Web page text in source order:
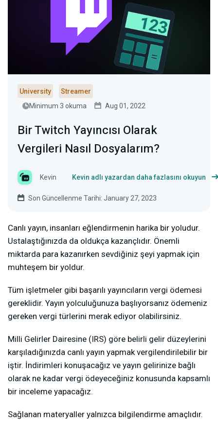
University
Streamer
Minimum 3 okuma
Aug 01, 2022
Bir Twitch Yayıncısı Olarak
Vergileri Nasıl Dosyalarım?
Kevin Kevin adlı yazardan daha fazlasını okuyun
Son Güncellenme Tarihi: January 27, 2023
Canlı yayın, insanları eğlendirmenin harika bir yoludur.
Ustalaştığınızda da oldukça kazançlıdır. Önemli
miktarda para kazanırken sevdiğiniz şeyi yapmak için
muhteşem bir yoldur.
Tüm işletmeler gibi başarılı yayıncıların vergi ödemesi
gereklidir. Yayın yolculuğunuza başlıyorsanız ödemeniz
gereken vergi türlerini merak ediyor olabilirsiniz.
Milli Gelirler Dairesine (IRS) göre belirli gelir düzeylerini
karşıladığınızda canlı yayın yapmak vergilendirilebilir bir
iştir. İndirimleri konuşacağız ve yayın gelirinize bağlı
olarak ne kadar vergi ödeyeceğiniz konusunda kapsamlı
bir inceleme yapacağız.
Sağlanan materyaller yalnızca bilgilendirme amaçlıdır.